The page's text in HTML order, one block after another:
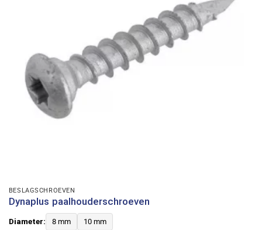
BESLAGSCHROEVEN
Dynaplus paalhouderschroeven
Diameter: 8 mm 10 mm